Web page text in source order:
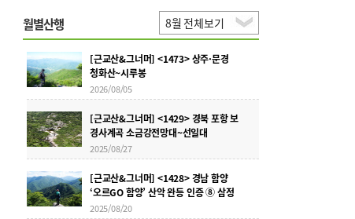
월별산행
[근교산&그너머] <1473> 상주·문경
청화산~시루봉
2026/08/05
[근교산&그너머] <1429> 경북 포항 보
경사계곡 소금강전망대~선일대
2025/08/27
[근교산&그너머] <1428> 경남 함양
‘오르GO 함양’ 산악 완등 인증 ⑧ 삼정
산
2025/08/20